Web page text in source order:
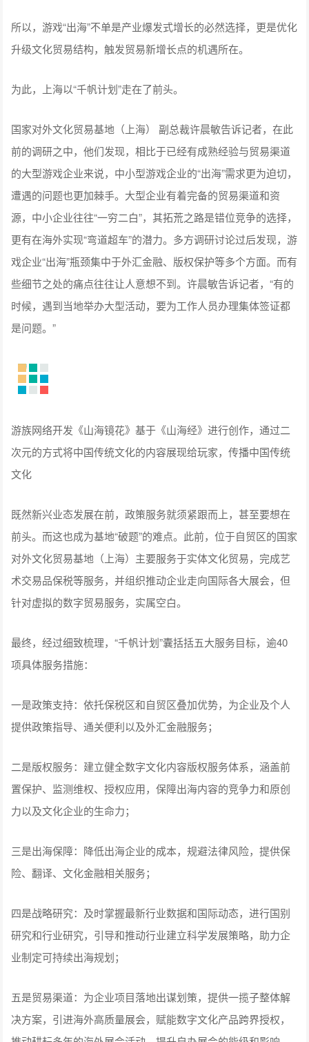
所以，游戏“出海”不单是产业爆发式增长的必然选择，更是优化
升级文化贸易结构，触发贸易新增长点的机遇所在。
为此，上海以“千帆计划”走在了前头。
国家对外文化贸易基地（上海） 副总裁许晨敏告诉记者，在此
前的调研之中，他们发现，相比于已经有成熟经验与贸易渠道
的大型游戏企业来说，中小型游戏企业的“出海”需求更为迫切，
遭遇的问题也更加棘手。大型企业有着完备的贸易渠道和资
源，中小企业往往“一穷二白”，其拓荒之路是错位竞争的选择，
更有在海外实现“弯道超车”的潜力。多方调研讨论过后发现，游
戏企业“出海”瓶颈集中于外汇金融、版权保护等多个方面。而有
些细节之处的痛点往往让人意想不到。许晨敏告诉记者，“有的
时候，遇到当地举办大型活动，要为工作人员办理集体签证都
是问题。”
游族网络开发《山海镜花》基于《山海经》进行创作，通过二
次元的方式将中国传统文化的内容展现给玩家，传播中国传统
文化
既然新兴业态发展在前，政策服务就须紧跟而上，甚至要想在
前头。而这也成为基地“破题”的难点。此前，位于自贸区的国家
对外文化贸易基地（上海）主要服务于实体文化贸易，完成艺
术交易品保税等服务，并组织推动企业走向国际各大展会，但
针对虚拟的数字贸易服务，实属空白。
最终，经过细致梳理，“千帆计划”囊括括五大服务目标，逾40
项具体服务措施：
一是政策支持：依托保税区和自贸区叠加优势，为企业及个人
提供政策指导、通关便利以及外汇金融服务；
二是版权服务：建立健全数字文化内容版权服务体系，涵盖前
置保护、监测维权、授权应用，保障出海内容的竞争力和原创
力以及文化企业的生命力；
三是出海保障：降低出海企业的成本，规避法律风险，提供保
险、翻译、文化金融相关服务；
四是战略研究：及时掌握最新行业数据和国际动态，进行国别
研究和行业研究，引导和推动行业建立科学发展策略，助力企
业制定可持续出海规划；
五是贸易渠道：为企业项目落地出谋划策，提供一揽子整体解
决方案，引进海外高质量展会，赋能数字文化产品跨界授权，